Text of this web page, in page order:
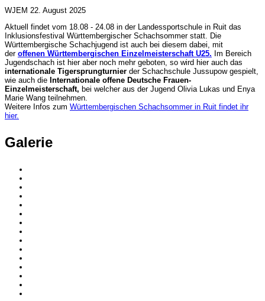
WJEM 22. August 2025
Aktuell findet vom 18. 08 - 24. 08 in der Landessportschule in Ruit das
Inklusionsfestival WürttembergischerSchachsommer statt. Die
Württembergische Schachjugend ist auch bei diesem dabei, mit
der offenen Württembergischen Einzelmeisterschaft U25. Im Bereich
Jugendschach ist hier aber noch mehr geboten, so wird hier auch das
internationale Tigersprungturnier der Schachschule Jussupowgespielt,
wie auch die Internationale offene Deutsche Frauen-
Einzelmeisterschaft, bei welcher aus der Jugend Olivia Lukas und Enya
Marie Wang teilnehmen.
Weitere Infos zum Württembergischen Schachsommer in Ruit findet ihr
hier.
Galerie